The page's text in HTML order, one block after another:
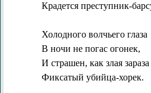
Крадется преступник-
Холодного волчьего глаза
В ночи не погас огонек,
И страшен, как злая зараза
Фиксатый убийца-хорек.